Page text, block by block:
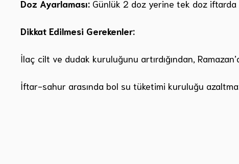
Doz Ayarlaması: Günlük 2 doz yerine tek doz iftarda
Dikkat Edilmesi Gerekenler:
İlaç cilt ve dudak kuruluğunu artırdığından,
İftar-sahur arasında bol su tüketimi kuruluğu